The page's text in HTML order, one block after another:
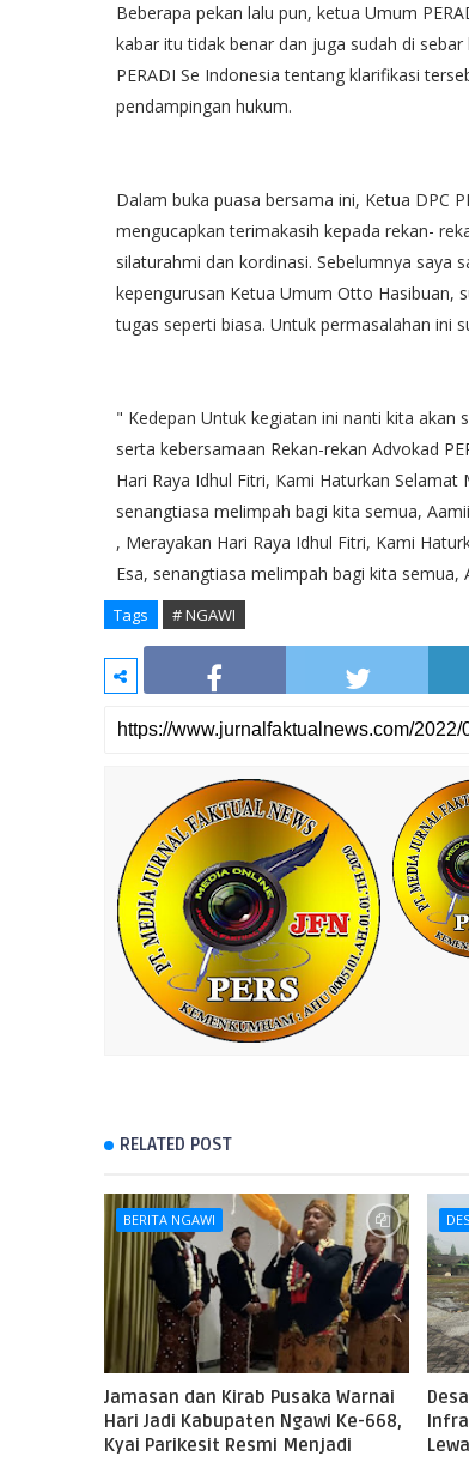
Beberapa pekan lalu pun, ketua Umum
kabar itu tidak benar dan juga sudah di
PERADI Se Indonesia tentang klarifikasi
pendampingan hukum.
Dalam buka puasa bersama ini, Ketua DPC
mengucapkan terimakasih kepada rekan-
silaturahmi dan kordinasi. Sebelumnya saya
kepengurusan Ketua Umum Otto Hasibuan,
tugas seperti biasa. Untuk permasalahan ini
" Kedepan Untuk kegiatan ini nanti kita
serta kebersamaan Rekan-rekan Advokad
Hari Raya Idhul Fitri, Kami Haturkan
senangtiasa melimpah bagi kita semua,
, Merayakan Hari Raya Idhul Fitri, Kami
Esa, senangtiasa melimpah bagi kita semua,
Tags # NGAWI
RELATED POST
BERITA NGAWI
Jamasan dan Kirab Pusaka Warnai
Hari Jadi Kabupaten Ngawi Ke-668,
Kyai Parikesit Resmi Menjadi